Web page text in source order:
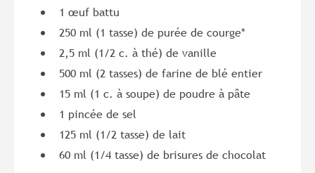
1 œuf battu
250 ml (1 tasse) de purée de courge*
2,5 ml (1/2 c. à thé) de vanille
500 ml (2 tasses) de farine de blé entier
15 ml (1 c. à soupe) de poudre à pâte
1 pincée de sel
125 ml (1/2 tasse) de lait
60 ml (1/4 tasse) de brisures de chocolat